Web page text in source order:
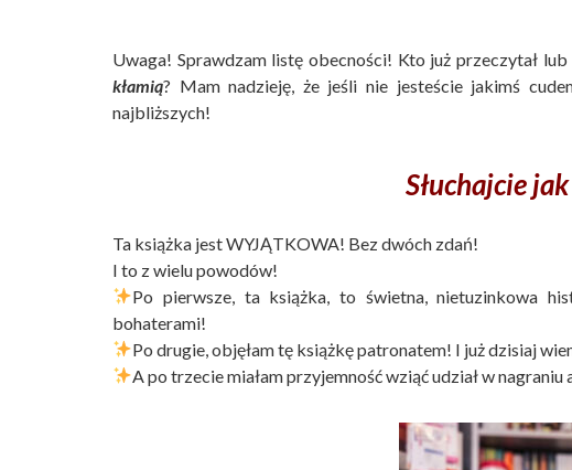
Uwaga! Sprawdzam listę obecności! Kto już przeczytał
kłamią? Mam nadzieję, że jeśli nie jesteście jakimś
najbliższych!
Słuchajcie
Ta książka jest WYJĄTKOWA! Bez dwóch zdań!
I to z wielu powodów!
Po pierwsze, ta książka, to świetna, nietuzinkowa
bohaterami!
Po drugie, objęłam tę książkę patronatem! I już dzisiaj
A po trzecie miałam przyjemność wziąć udział w